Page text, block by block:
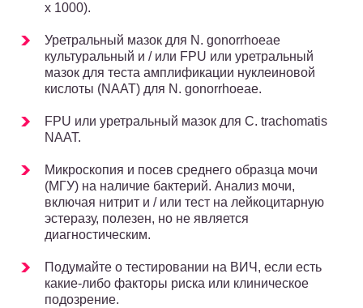
х 1000).
Уретральный мазок для N. gonorrhoeae
культуральный и / или FPU или уретральный
мазок для теста амплификации нуклеиновой
кислоты (NAAT) для N. gonorrhoeae.
FPU или уретральный мазок для C. trachomatis
NAAT.
Микроскопия и посев среднего образца мочи
(МГУ) на наличие бактерий. Анализ мочи,
включая нитрит и / или тест на лейкоцитарную
эстеразу, полезен, но не является
диагностическим.
Подумайте о тестировании на ВИЧ, если есть
какие-либо факторы риска или клиническое
подозрение.